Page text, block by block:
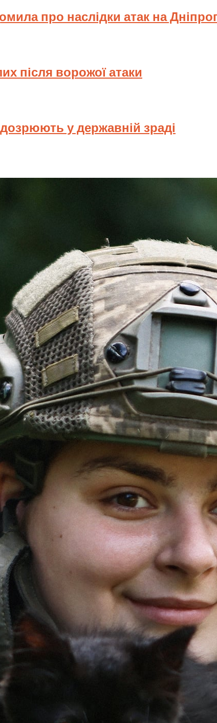
про наслідки атак на
після ворожої атаки
у державній зраді